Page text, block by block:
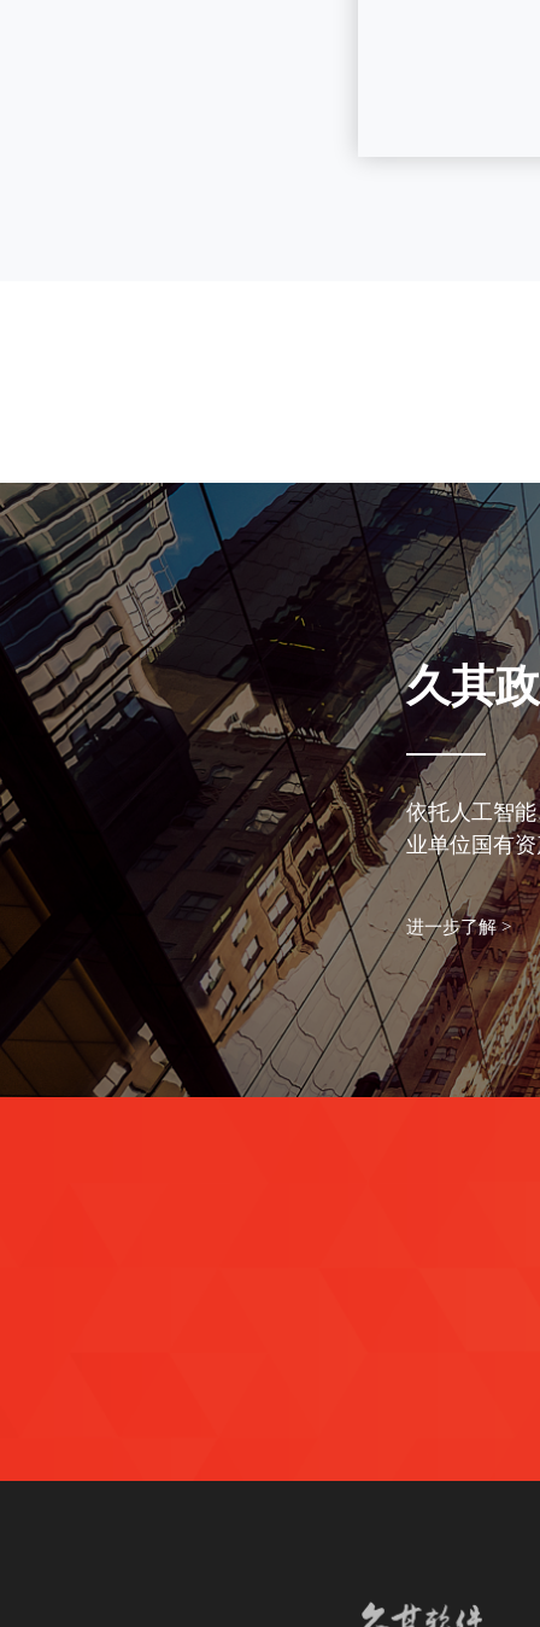
久其
依托人工智
业单位国有
进一步了解 >